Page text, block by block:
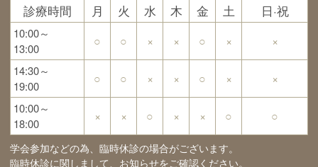
診療時間 月 火 水 木 金 土 日·祝
10:00～
13:00
○ ○ × × ○ × ×
14:30～
19:00
○ ○ × × ○ × ×
10:00～
18:00
× × ○ × × ○ ○
学会参加などの為、臨時休診の場合がございます。
臨時休診に関しまして、お知らせをご確認ください。